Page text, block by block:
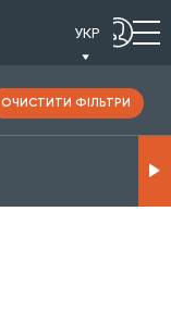
УКР
ОЧИСТИТИ ФІЛЬТРИ